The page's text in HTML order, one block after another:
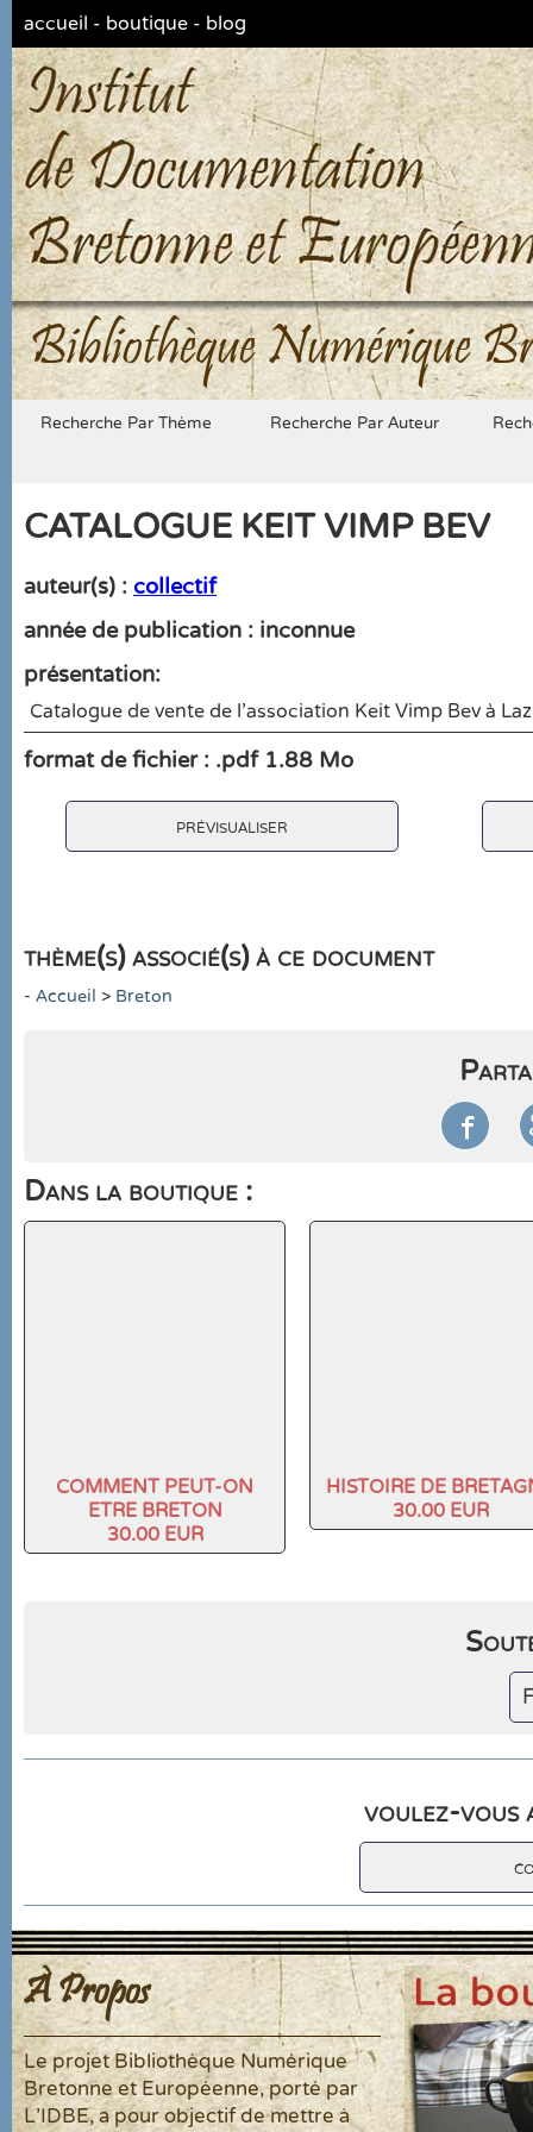
accueil - boutique - blog
Bibliothèque Numérique
Recherche Par Thème Recherche Par Auteur
CATALOGUE KEIT VIMP BEV
auteur(s) : collectif
année de publication : inconnue
présentation:
Catalogue de vente de l’association Keit Vimp Bev à
format de fichier : .pdf 1.88 Mo
prévisualiser
thème(s) associé(s) à ce document
- Accueil > Breton

Dans la boutique :
COMMENT PEUT-ON
ETRE BRETON
30.00 EUR
HISTOIRE DE
30.00 EUR
voulez-vous
À Propos
Le projet Bibliothèque Numérique
Bretonne et Européenne, porté par
L'IDBE, a pour objectif de mettre à